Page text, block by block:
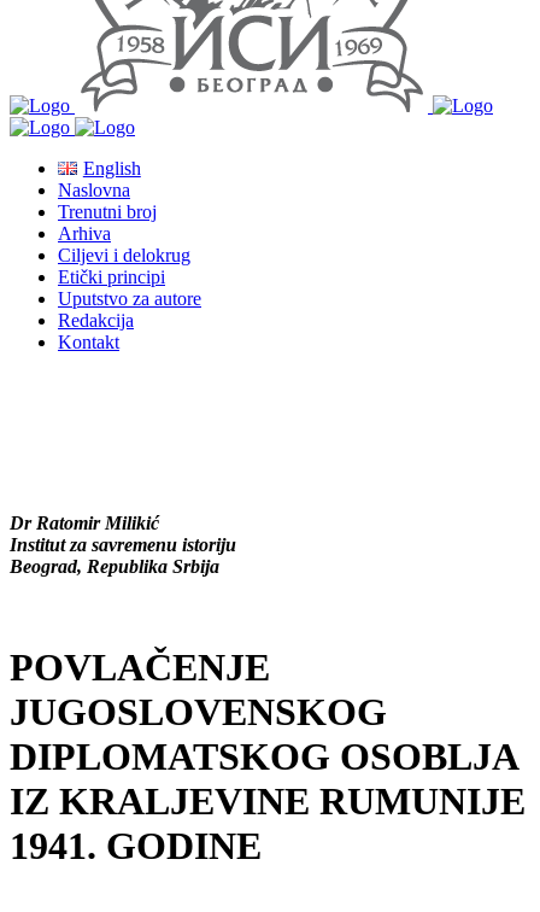
English
Naslovna
Trenutni broj
Arhiva
Ciljevi i delokrug
Etički principi
Uputstvo za autore
Redakcija
Kontakt
Dr Ratomir Milikić
Institut za savremenu istoriju
Beograd, Republika Srbija
POVLAČENJE
JUGOSLOVENSKOG
DIPLOMATSKOG OSOBLJA
IZ KRALJEVINE RUMUNIJE
1941. GODINE